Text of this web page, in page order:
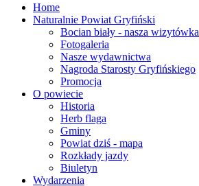
Home
Naturalnie Powiat Gryfiński
Bocian biały - nasza wizytówka
Fotogaleria
Nasze wydawnictwa
Nagroda Starosty Gryfińskiego
Promocja
O powiecie
Historia
Herb flaga
Gminy
Powiat dziś - mapa
Rozkłady jazdy
Biuletyn
Wydarzenia